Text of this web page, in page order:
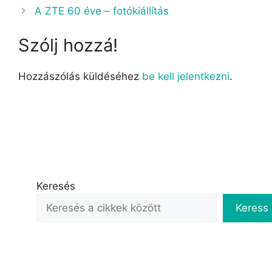
A ZTE 60 éve – fotókiállítás
Szólj hozzá!
Hozzászólás küldéséhez be kell jelentkezni.
Keresés
Keress